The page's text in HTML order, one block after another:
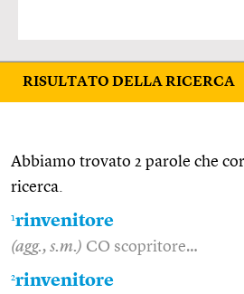
RISULTATO DELLA RICERCA
Abbiamo trovato 2 parole che
ricerca.
1rinvenitore
(agg., s.m.) CO scopritore…
2rinvenitore